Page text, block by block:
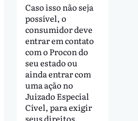
Caso isso não seja
possível, o
consumidor deve
entrar em contato
com o Procon do
seu estado ou
ainda entrar com
uma ação no
Juizado Especial
Cível, para exigir
seus direitos.